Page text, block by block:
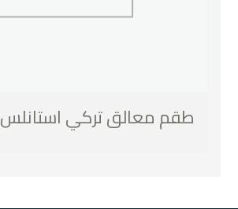
طقم معالق تركي استانلس 24 قطعه